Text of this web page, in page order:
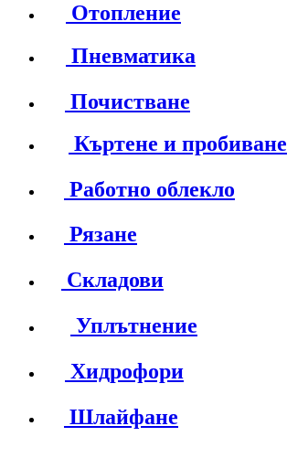
Отопление
Пневматика
Почистване
Къртене и пробиване
Работно облекло
Рязане
Складови
Уплътнение
Хидрофори
Шлайфане